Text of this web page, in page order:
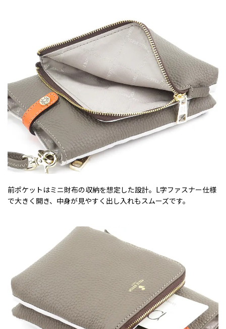
前ポケットはミニ財布の収納を想定した設計。L字ファスナー仕様
で大きく開き、中身が見やすく出し入れもスムーズです。